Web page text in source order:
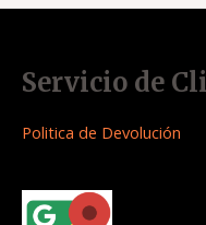
Servicio de
Politica de Devolución